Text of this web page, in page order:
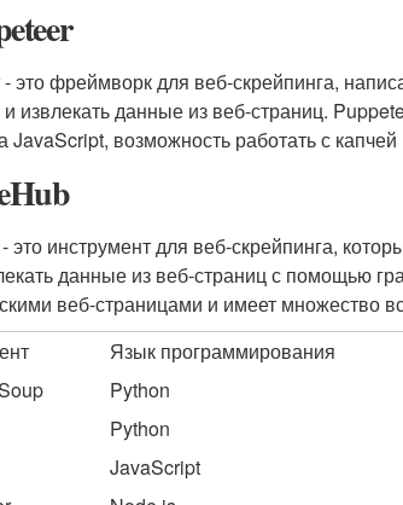
это фреймворк для веб-скрейпинга,
извлекать данные из веб-страниц.
JavaScript, возможность работать с капчей
это инструмент для веб-скрейпинга,
данные из веб-страниц с помощью
веб-страницами и имеет множество
Язык программирования
Python
Python
JavaScript